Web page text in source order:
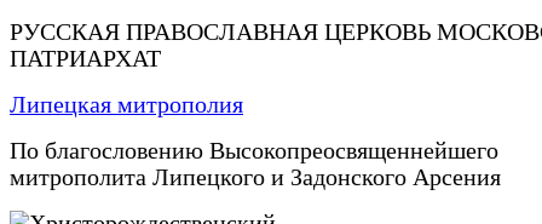
РУССКАЯ ПРАВОСЛАВНАЯ ЦЕРКОВЬ
ПАТРИАРХАТ
Липецкая митрополия
По благословению Высокопреосвященнейшего
митрополита Липецкого и Задонского Арсения